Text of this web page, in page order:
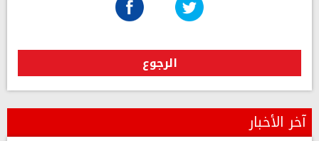
الرجوع
آخر الأخبار